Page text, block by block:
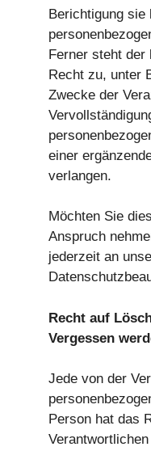
Berichtigung sie
Ferner steht der
Recht zu, unter
Zwecke der
einer
verlangen.
Möchten Sie
Anspruch
jederzeit an
Recht auf
Vergessen
Jede von der
Person hat das